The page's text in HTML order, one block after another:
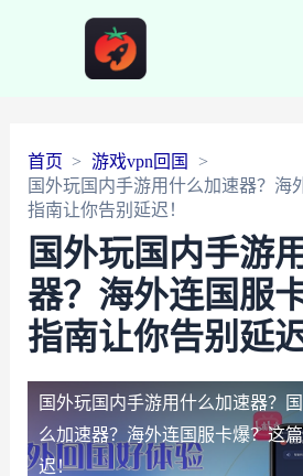
首页
游戏vpn回国
国外玩国内手游用什么加速器？海
指南让你告别延迟！
国外玩国内手游
器？海外连国服
指南让你告别延迟
国外玩国内手游用什么加速器？
么加速器？海外连国服卡爆？这
迟！